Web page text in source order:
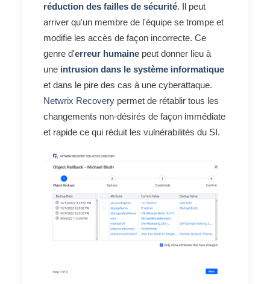
réduction des failles de sécurité. Il peut
arriver qu'un membre de l'équipe se trompe et
modifie les accès de façon incorrecte. Ce
genre d'erreur humaine peut donner lieu à
une intrusion dans le système informatique
et dans le pire des cas à une cyberattaque.
Netwrix Recovery permet de rétablir tous les
changements non-désirés de façon immédiate
et rapide ce qui réduit les vulnérabilités du SI.